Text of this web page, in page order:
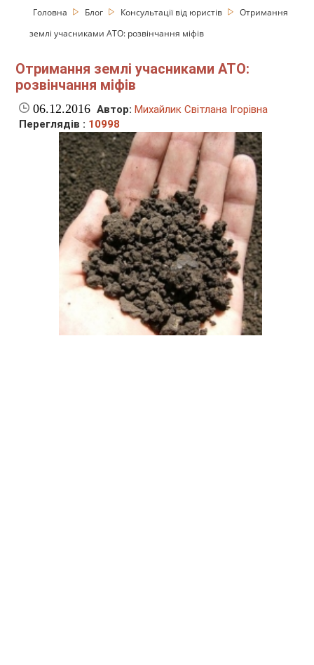
Головна Блог Консультації від юристів
Отримання
землі учасниками АТО: розвінчання міфів
Отримання землі учасниками АТО:
розвінчання міфів
06.12.2016 Автор: Михайлик Світлана Ігорівна
Переглядів : 10998